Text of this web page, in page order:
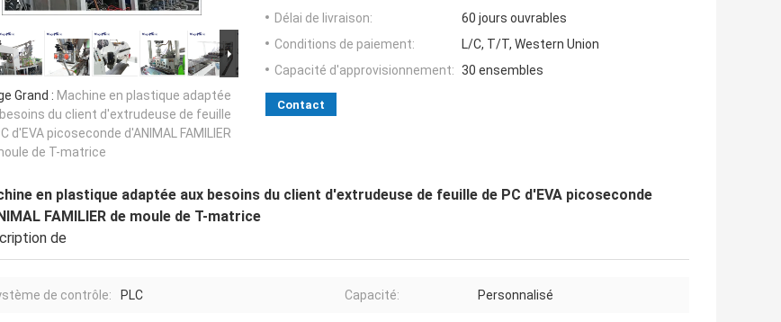
Grand : Machine en plastique adaptée
du client d'extrudeuse de feuille
d'EVA picoseconde d'ANIMAL FAMILIER
de T-matrice
Délai de livraison:
60 jours ouvrables
Conditions de paiement:
L/C, T/T, Western Union
Capacité d'approvisionnement: 30 ensembles
Contact
en plastique adaptée aux besoins du client d'extrudeuse de feuille de PC d'EVA picoseconde
FAMILIER de moule de T-matrice
de
de contrôle: PLC Capacité: Personnalisé